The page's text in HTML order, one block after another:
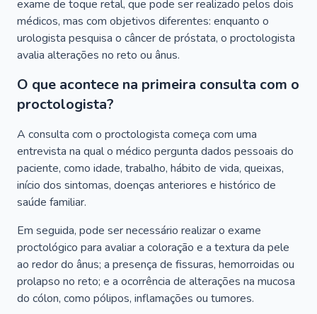
exame de toque retal, que pode ser realizado pelos dois
médicos, mas com objetivos diferentes: enquanto o
urologista pesquisa o câncer de próstata, o proctologista
avalia alterações no reto ou ânus.
O que acontece na primeira consulta com o
proctologista?
A consulta com o proctologista começa com uma
entrevista na qual o médico pergunta dados pessoais do
paciente, como idade, trabalho, hábito de vida, queixas,
início dos sintomas, doenças anteriores e histórico de
saúde familiar.
Em seguida, pode ser necessário realizar o exame
proctológico para avaliar a coloração e a textura da pele
ao redor do ânus; a presença de fissuras, hemorroidas ou
prolapso no reto; e a ocorrência de alterações na mucosa
do cólon, como pólipos, inflamações ou tumores.